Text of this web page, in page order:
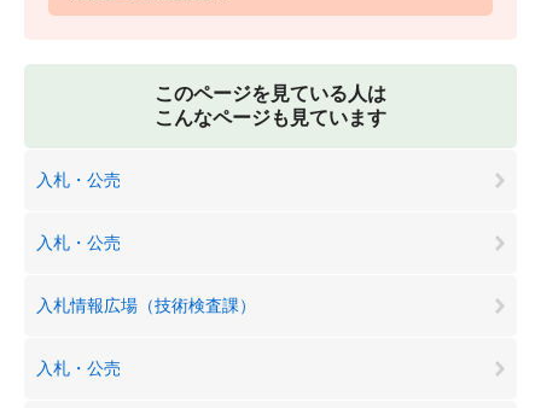
このページを見ている人は
こんなページも見ています
入札・公売
入札・公売
入札情報広場（技術検査課）
入札・公売